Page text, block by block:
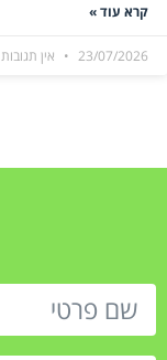
קרא עוד »
23/07/2026 אין תגובות